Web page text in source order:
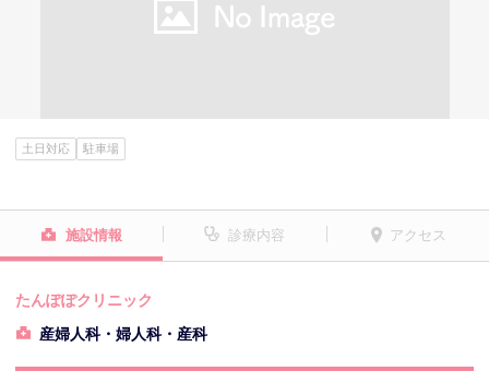
土日対応 駐車場
施設情報 診療内容 アクセス
たんぽぽクリニック
産婦人科・婦人科・産科